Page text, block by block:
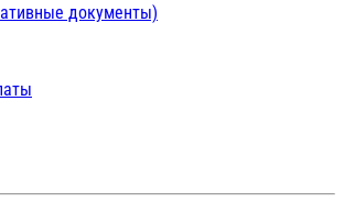
документы)